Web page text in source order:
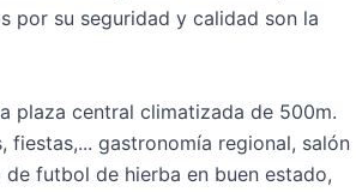
por su seguridad y calidad son la
plaza central climatizada de 500m.
gastronomía regional, salón
futbol de hierba en buen estado,